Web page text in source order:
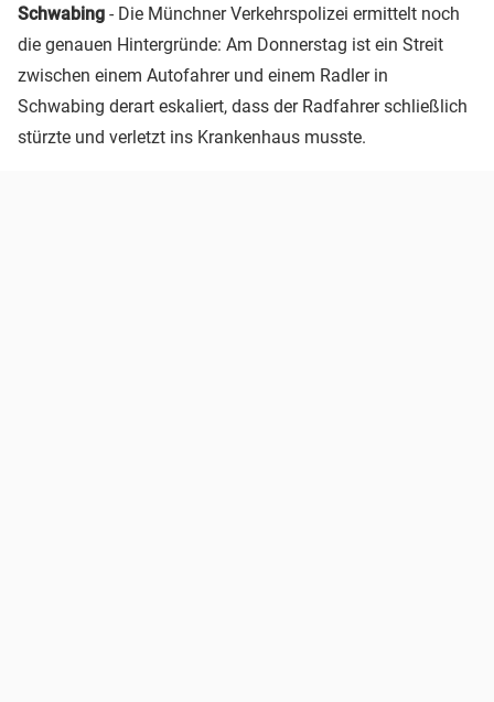
Schwabing - Die Münchner Verkehrspolizei ermittelt noch
die genauen Hintergründe: Am Donnerstag ist ein Streit
zwischen einem Autofahrer und einem Radler in
Schwabing derart eskaliert, dass der Radfahrer schließlich
stürzte und verletzt ins Krankenhaus musste.